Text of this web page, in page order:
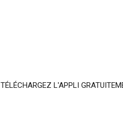
TÉLÉCHARGEZ L'APPLI